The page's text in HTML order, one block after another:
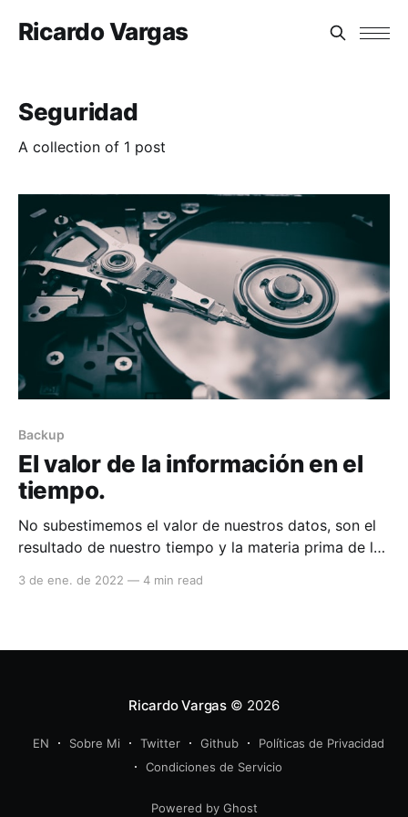
Ricardo Vargas
Seguridad
A collection of 1 post
Backup
El valor de la información en el
tiempo.
No subestimemos el valor de nuestros datos, son el
resultado de nuestro tiempo y la materia prima de las
3 de ene. de 2022 — 4 min read
Ricardo Vargas© 2026
EN Sobre Mi Twitter Github
Políticas de Privacidad
Condiciones de Servicio
Powered by Ghost